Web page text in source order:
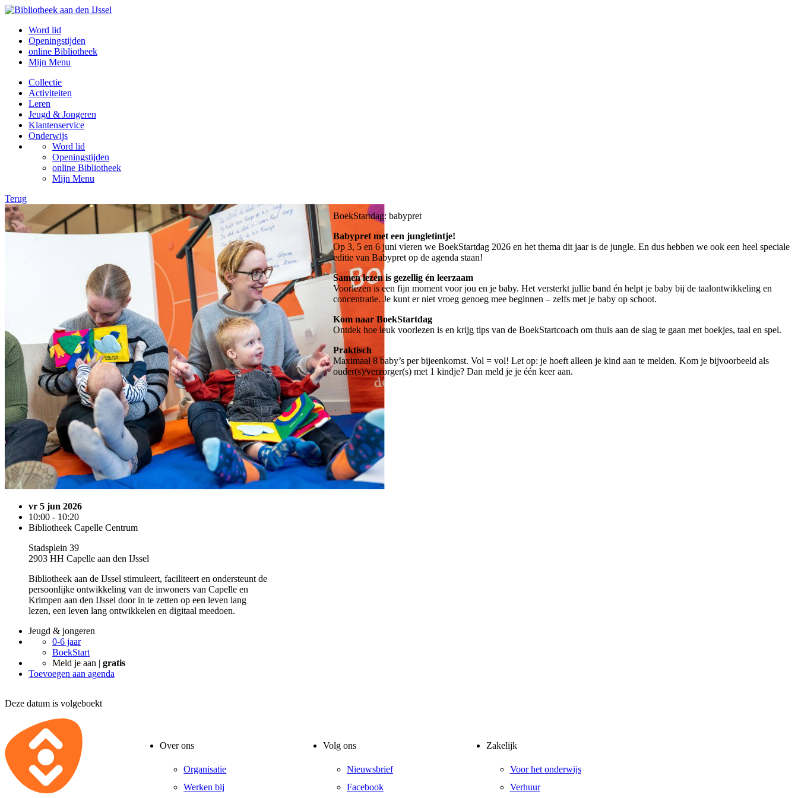
Word lid
Openingstijden
online Bibliotheek
Mijn Menu
Collectie
Activiteiten
Leren
Jeugd & Jongeren
Klantenservice
Onderwijs
Word lid
Openingstijden
online Bibliotheek
Mijn Menu
Terug
vr 5 jun 2026
10:00 - 10:20
Bibliotheek Capelle Centrum
Stadsplein 39
2903 HH Capelle aan den IJssel
Bibliotheek aan de IJssel stimuleert, faciliteert en ondersteunt de
persoonlijke ontwikkeling van de inwoners van Capelle en
Krimpen aan den IJssel door in te zetten op een leven lang
lezen, een leven lang ontwikkelen en digitaal meedoen.
Jeugd & jongeren
0-6 jaar
BoekStart
Meld je aan | gratis
Toevoegen aan agenda
BoekStartdag: babypret
Babypret met een jungletintje!
Op 3, 5 en 6 juni vieren we BoekStartdag 2026 en het thema dit jaar is de jungle. En dus hebben we ook een heel speciale
editie van Babypret op de agenda staan!
Samen lezen is gezellig én leerzaam
Voorlezen is een fijn moment voor jou en je baby. Het versterkt jullie band én helpt je baby bij de taalontwikkeling en
concentratie. Je kunt er niet vroeg genoeg mee beginnen – zelfs met je baby op schoot.
Kom naar BoekStartdag
Ontdek hoe leuk voorlezen is en krijg tips van de BoekStartcoach om thuis aan de slag te gaan met boekjes, taal en spel.
Praktisch
Maximaal 8 baby’s per bijeenkomst. Vol = vol! Let op: je hoeft alleen je kind aan te melden. Kom je bijvoorbeeld als
ouder(s)/verzorger(s) met 1 kindje? Dan meld je je één keer aan.
Deze datum is volgeboekt
Over ons
Organisatie
Werken bij
Volg ons
Nieuwsbrief
Facebook
Zakelijk
Voor het onderwijs
Verhuur